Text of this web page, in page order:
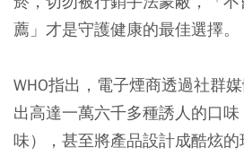
薦」才是守護健康的最佳選擇。
WHO指出，電子煙商透過社群
出高達一萬六千多種誘人的口
味），甚至將產品設計成酷炫的